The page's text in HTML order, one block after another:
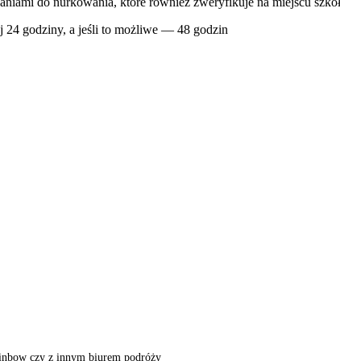
24 godziny, a jeśli to możliwe — 48 godzin
czy z innym biurem podróży